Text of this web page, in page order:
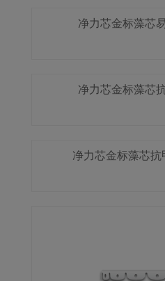
净力芯金标藻芯
净力芯金标藻芯
净力芯金标藻芯